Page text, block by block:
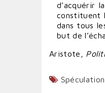
d’acquérir
constituent
dans tous
but de
Aristote,